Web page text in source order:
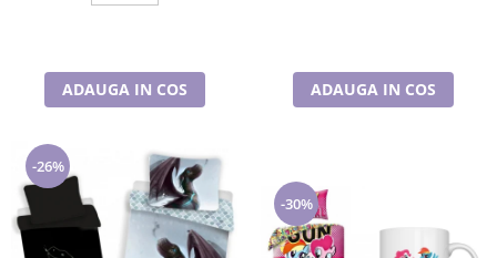
ADAUGA IN COS ADAUGA IN COS
-26%
-30%